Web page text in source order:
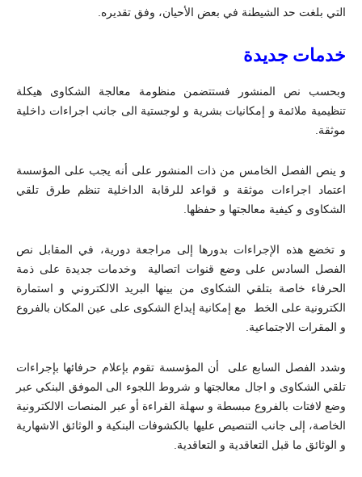
التي بلغت حد الشيطنة في بعض الأحيان، وفق تقديره.
خدمات جديدة
وبحسب نص المنشور فستتضمن منظومة معالجة الشكاوى هيكلة
تنظيمية ملائمة و إمكانيات بشرية و لوجستية الى جانب اجراءات داخلية
موثقة.
و ينص الفصل الخامس من ذات المنشور على أنه يجب على المؤسسة
اعتماد اجراءات موثقة و قواعد للرقابة الداخلية تنظم طرق تلقي
الشكاوى و كيفية معالجتها و حفظها.
و تخضع هذه الإجراءات بدورها إلى مراجعة دورية، في المقابل نص
الفصل السادس على وضع قنوات اتصالية وخدمات جديدة على ذمة
الحرفاء خاصة بتلقي الشكاوى من بينها البريد الالكتروني و استمارة
الكترونية على الخط مع إمكانية إيداع الشكوى على عين المكان بالفروع
و المقرات الاجتماعية.
وشدد الفصل السابع على أن المؤسسة تقوم بإعلام حرفائها بإجراءات
تلقي الشكاوى و اجال معالجتها و شروط اللجوء الى الموفق البنكي عبر
وضع لافتات بالفروع مبسطة و سهلة القراءة أو عبر المنصات الالكترونية
الخاصة، إلى جانب التنصيص عليها بالكشوفات البنكية و الوثائق الاشهارية
و الوثائق ما قبل التعاقدية و التعاقدية.